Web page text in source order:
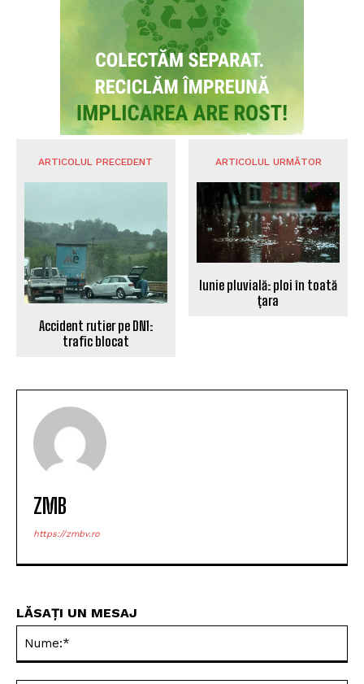
ARTICOLUL PRECEDENT
Accident rutier pe DN1:
trafic blocat
ARTICOLUL URMĂTOR
Iunie pluvială: ploi în toată
țara
ZMB
https://zmbv.ro
LĂSAȚI UN MESAJ